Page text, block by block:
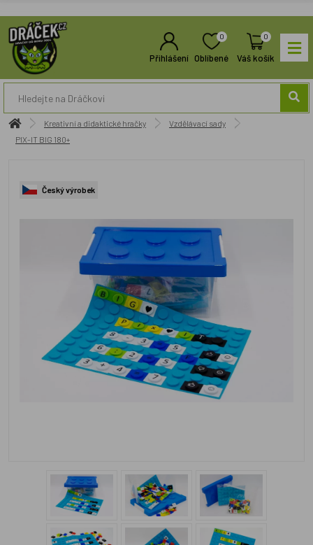
Přihlášení
0
Oblíbené
0
Váš košík
Kreativní a didaktické hračky
Vzdělávací sady
PIX-IT BIG 180+
Český výrobek